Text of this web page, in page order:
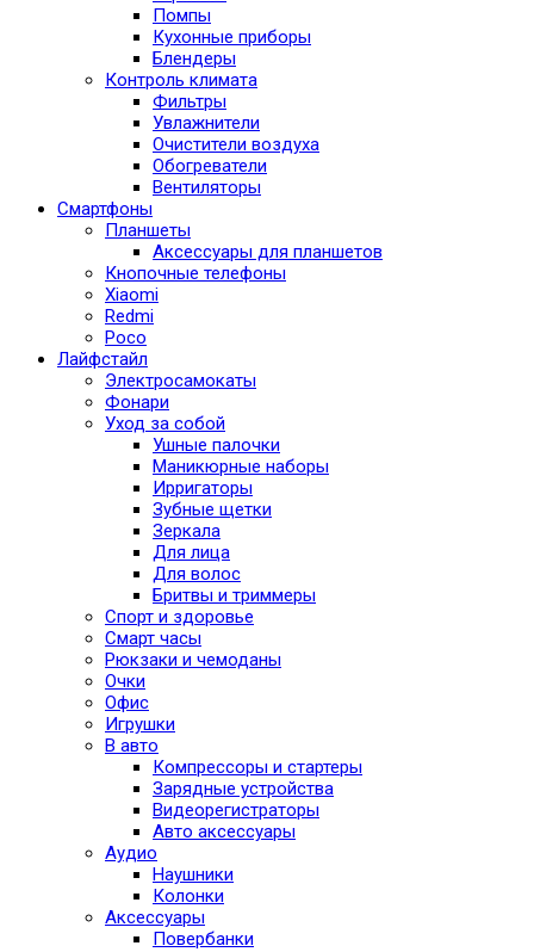
Помпы
Кухонные приборы
Блендеры
Контроль климата
Фильтры
Увлажнители
Очистители воздуха
Обогреватели
Вентиляторы
Смартфоны
Планшеты
Аксессуары для планшетов
Кнопочные телефоны
Xiaomi
Redmi
Poco
Лайфстайл
Электросамокаты
Фонари
Уход за собой
Ушные палочки
Маникюрные наборы
Ирригаторы
Зубные щетки
Зеркала
Для лица
Для волос
Бритвы и триммеры
Спорт и здоровье
Смарт часы
Рюкзаки и чемоданы
Очки
Офис
Игрушки
В авто
Компрессоры и стартеры
Зарядные устройства
Видеорегистраторы
Авто аксессуары
Аудио
Наушники
Колонки
Аксессуары
Повербанки